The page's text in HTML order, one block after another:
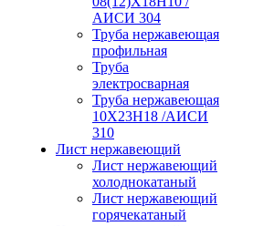
АИСИ 304
Труба нержавеющая
профильная
Труба
электросварная
Труба нержавеющая
10Х23Н18 /АИСИ
310
Лист нержавеющий
Лист нержавеющий
холоднокатаный
Лист нержавеющий
горячекатаный